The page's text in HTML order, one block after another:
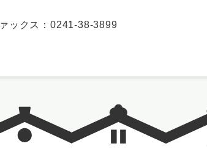
ックス：0241-38-3899